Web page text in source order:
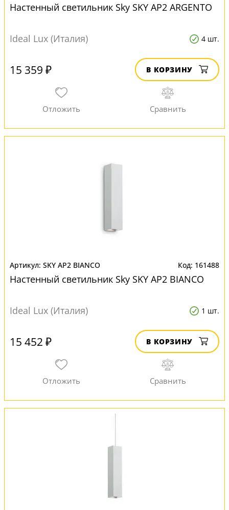
Настенный светильник Sky SKY AP2 ARGENTO
Ideal Lux (Италия) 4 шт.
15 359 ₽ В КОРЗИНУ
SKY AP2 BIANCO 161488
Настенный светильник Sky SKY AP2 BIANCO
Ideal Lux (Италия) 1 шт.
15 452 ₽ В КОРЗИНУ